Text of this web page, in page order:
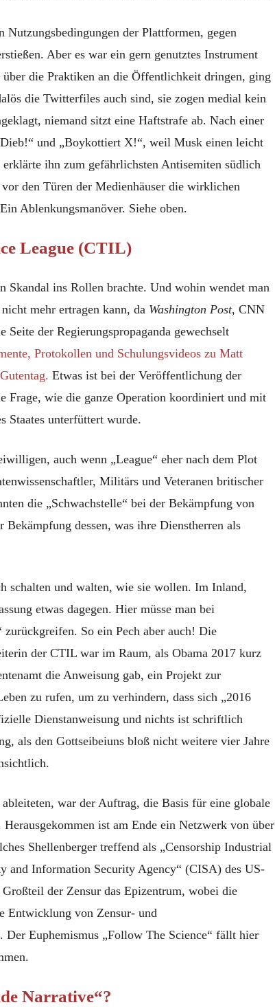
der Plattformen, gegen
Aber es war ein gern genutztes Instrument
die Praktiken an die Öffentlichkeit dringen, ging
die Twitterfiles auch sind, sie zogen medial kein
niemand sitzt eine Haftstrafe ab. Nach einer
und „Boykottiert X!“, weil Musk einen leicht
ihn zum gefährlichsten Antisemiten südlich
den Türen der Medienhäuser die wirklichen
Ablenkungsmanöver. Siehe oben.
League (CTIL)
Skandal ins Rollen brachte. Und wohin wendet man
mehr ertragen kann, da Washington Post, CNN
Seite der Regierungspropaganda gewechselt
Protokollen und Schulungsvideos zu Matt
Etwas ist bei der Veröffentlichung der
Frage, wie die ganze Operation koordiniert und mit
Staates unterfüttert wurde.
auch wenn „League“ eher nach dem Plot
Militärs und Veteranen britischer
die „Schwachstelle“ bei der Bekämpfung von
Bekämpfung dessen, was ihre Dienstherren als
schalten und walten, wie sie wollen. Im Inland,
etwas dagegen. Hier müsse man bei
zurückgreifen. So ein Pech aber auch! Die
der CTIL war im Raum, als Obama 2017 kurz
die Anweisung gab, ein Projekt zur
zu rufen, um zu verhindern, dass sich „2016
Dienstanweisung und nichts ist schriftlich
als den Gottseibeiuns bloß nicht weitere vier Jahre
war der Auftrag, die Basis für eine globale
ist am Ende ein Netzwerk von über
Shellenberger treffend als „Censorship Industrial
and Information Security Agency“ (CISA) des US-
der Zensur das Epizentrum, wobei die
Entwicklung von Zensur- und
Euphemismus „Follow The Science“ fällt hier
Narrative“?